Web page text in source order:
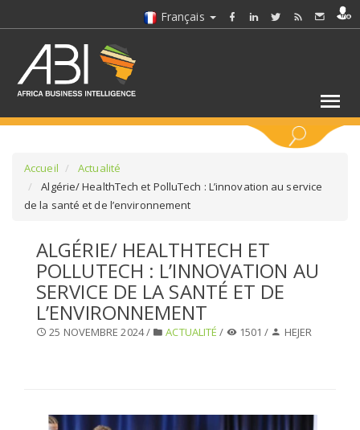
Français
SÉLECTIONNEZ UN DOSSIER
SELECTIONNEZ UNE SECTION
Accueil
Actualité
Algérie/ HealthTech et PolluTech : L’innovation au service
de la santé et de l’environnement
ALGÉRIE/ HEALTHTECH ET
POLLUTECH : L’INNOVATION AU
SERVICE DE LA SANTÉ ET DE
L’ENVIRONNEMENT
25 NOVEMBRE 2024 / ACTUALITÉ / 1501 / HEJER